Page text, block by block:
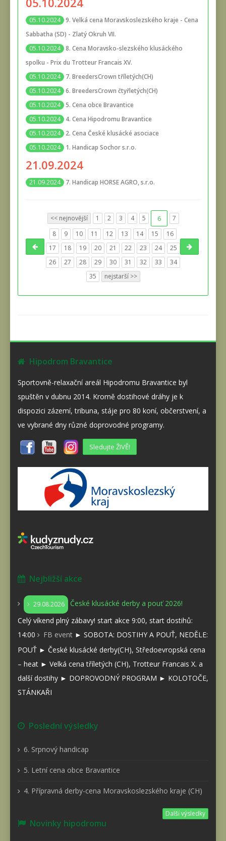
05.10.2024 9. Velká cena Moravskoslezského kraje - Cena
Sabbatha (SD) - Zlatý Okruh VII.
05.10.2024 8. Cena Moravsko-slezského klusáckého
spolku - Prix du Trotteur Francais XV.
05.10.2024
7. BreedersCrown tříletých(CH)
05.10.2024 6. BreedersCrown čtyřletých(CH)
05.10.2024 5. Cena obce Bravantice
05.10.2024
4. Cena Hipodromu Bravantice
05.10.2024
2. Cena České klusácké asociace
05.10.2024
1. Handicap Sochor s.r.o.
21.09.2024
21.09.2024 7. Handicap HORSE AGRO, s.r.o.
<< nejnovější 1 2 3 4 5 6
7
8
9 10 11 12 13 14 15
16
17
18 19 20 21 22 23 24
25
26
27 28 29 30 31 32 33
34
35
nejstarší >>
Hipodrom Bravantice
Sportovně-relaxační areál Hipodromu Bravantice byl
spuštěn v dubnu 2014. Kromě dostihové dráhy je k
dispozici zázemí, tribuna, stáje pro 80 koní, občerstvení, a
ve vybrané dny různé doprovodné programy.
Sledujte ŽIVĚ!
Nejbližší akce
29.08.2026
České klusácké derby a pouť 2026!
Celý víkend plný zábavy! start akce 9:00, start dostihů:
14:00
FB event ► SOBOTA: DOSTIHY A POUŤ, NEDĚLE:
POUŤ ► České klusácké derby(CH), Středoevropská cena
– heat ► Velká cena tříletých (CH), Trotteur Francais X. a
další dostihy ► DOPROVODNÝ PROGRAM ► KOLOTOČE,
STÁNKAŘI
Poslední výsledky
6. Srpnový handicap
5. Letní cena obce Bravantice
4. Přípravná derby-cena Moravskoslezského kraje (CH)
Další výsledky
Novinky hipodromu